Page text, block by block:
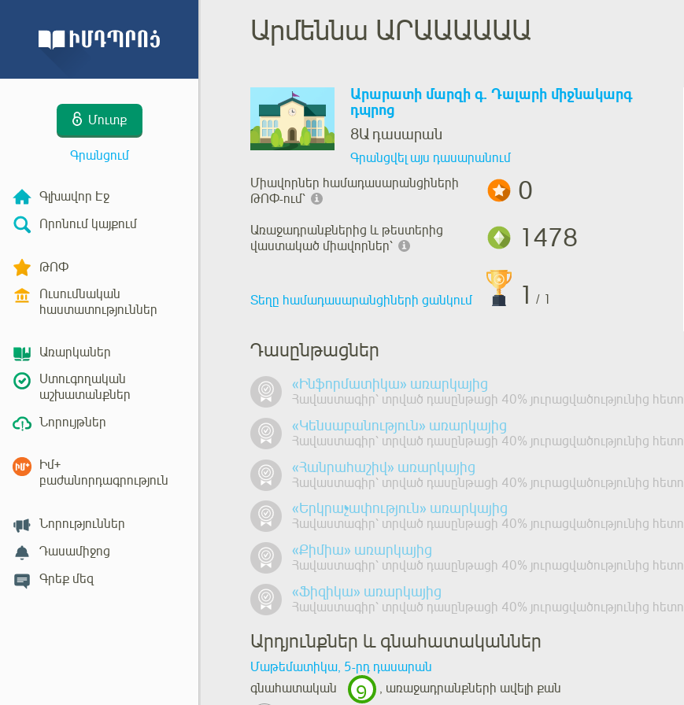
Մուտք
Գրանցում
Գլխավոր Էջ
Որոնում կայքում
ԹՈՓ
Ուսումնական
հաստատություններ
Առարկաներ
Ստուգողական
աշխատանքներ
Նորույթներ
Իմ+
բաժանորդագրություն
Նորություններ
Դասամիջոց
Գրեք մեզ
Արմեննա ԱՐԱԱԱԱԱԱ
Արարատի մարզի գ. Դալարի միջնակարգ
դպրոց
8Ա դասարան
Գրանցվել այս դասարանում
Միավորներ համադասարանցիների
ԹՈՓ-ում՝
0
Առաջադրանքներից և թեստերից
վաստակած միավորներ՝
1478
Տեղը համադասարանցիների ցանկում 1 / 1
Դասընթացներ
«Ինֆորմատիկա» առարկայից
Հավաստագիր՝ տրված դասընթացի 40% յուրացվածությունից հետո
«Կենսաբանություն» առարկայից
Հավաստագիր՝ տրված դասընթացի 40% յուրացվածությունից հետո
«Հանրահաշիվ» առարկայից
Հավաստագիր՝ տրված դասընթացի 40% յուրացվածությունից հետո
«Երկրաչափություն» առարկայից
Հավաստագիր՝ տրված դասընթացի 40% յուրացվածությունից հետո
«Քիմիա» առարկայից
Հավաստագիր՝ տրված դասընթացի 40% յուրացվածությունից հետո
«Ֆիզիկա» առարկայից
Հավաստագիր՝ տրված դասընթացի 40% յուրացվածությունից հետո
Արդյունքներ և գնահատականներ
Մաթեմատիկա, 5-րդ դասարան
գնահատական
9 , առաջադրանքների ավելի քան